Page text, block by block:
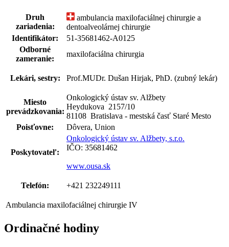
Druh
zariadenia:
ambulancia maxilofaciálnej chirurgie a
dentoalveolárnej chirurgie
Identifikátor:
51-35681462-A0125
Odborné
zameranie:
maxilofaciálna chirurgia
Lekári, sestry: Prof.MUDr. Dušan Hirjak, PhD. (zubný lekár)
Miesto
prevádzkovania:
Onkologický ústav sv. Alžbety
Heydukova 2157/10
81108 Bratislava - mestská časť Staré Mesto
Poisťovne:
Dôvera, Union
Poskytovateľ:
Onkologický ústav sv. Alžbety, s.r.o.
IČO: 35681462
www.ousa.sk
Telefón: +421 232249111
Ambulancia maxilofaciálnej chirurgie IV
Ordinačné hodiny